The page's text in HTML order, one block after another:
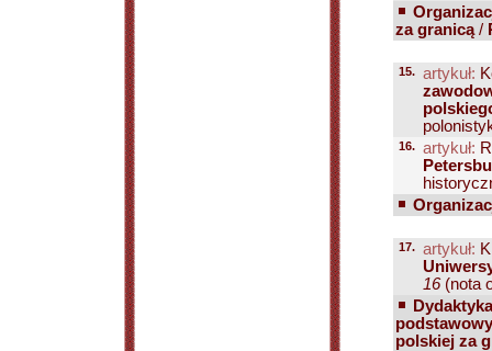
za granicą/
15. artykuł:
16. artykuł:
17. artykuł:
16(nota
polskiej za